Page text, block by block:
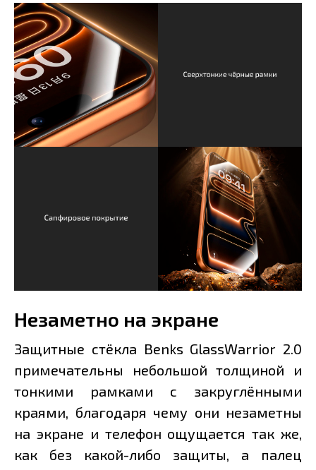
Незаметно на экране
Защитные стёкла Benks GlassWarrior 2.0
примечательны небольшой толщиной и
тонкими рамками с закруглёнными
краями, благодаря чему они незаметны
на экране и телефон ощущается так же,
как без какой-либо защиты, а палец